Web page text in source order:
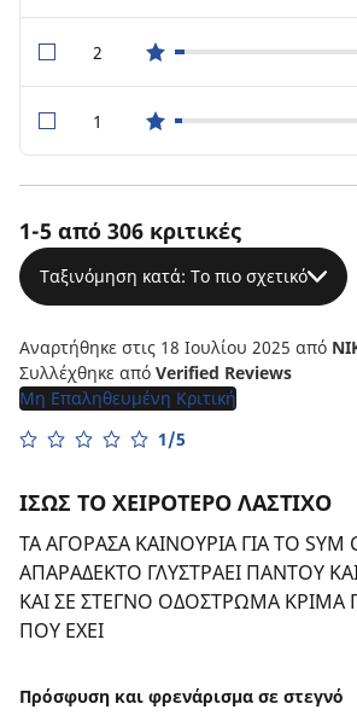
2star reviews
1star reviews
1-5 από 306 κριτικές
Ταξινόμηση κατά: Το πιο σχετικό
Αναρτήθηκε στις 18 Ιουλίου 2025 από
Συλλέχθηκε από Verified Reviews
Μη Επαληθευμένη Κριτική
1/5
ΙΣΩΣ ΤΟ ΧΕΙΡΟΤΕΡΟ ΛΑΣΤΙΧΟ
ΤΑ ΑΓΟΡΑΣΑ ΚΑΙΝΟΥΡΙΑ ΓΙΑ ΤΟ SYM
ΑΠΑΡΑΔΕΚΤΟ ΓΛΥΣΤΡΑΕΙ ΠΑΝΤΟΥ
ΚΑΙ ΣΕ ΣΤΕΓΝΟ ΟΔΟΣΤΡΩΜΑ
ΠΟΥ ΕΧΕΙ
Πρόσφυση και φρενάρισμα σε στεγνό